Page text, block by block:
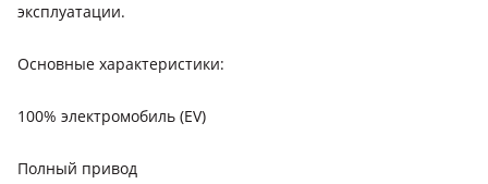
эксплуатации.
Основные характеристики:
100% электромобиль (EV)
Полный привод